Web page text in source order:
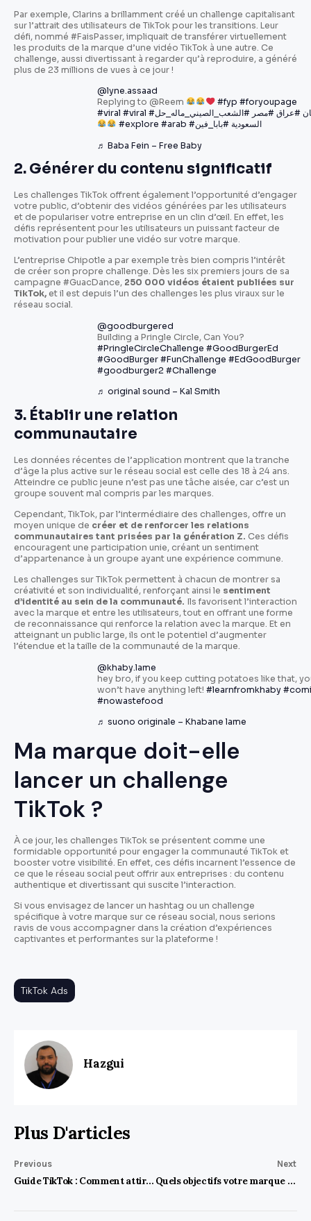
Par exemple, Clarins a brillamment créé un challenge capitalisant
sur l’attrait des utilisateurs de TikTok pour les transitions. Leur
défi, nommé #FaisPasser, impliquait de transférer virtuellement
les produits de la marque d’une vidéo TikTok à une autre. Ce
challenge, aussi divertissant à regarder qu’à reproduire, a généré
plus de 23 millions de vues à ce jour !
@lyne.assaad
Replying to @Reem
#fyp #foryoupage
#viral #viral #عراق#مصر #الشعب_الصيني_ماله_حل
#explore #arab #السعودية #بابا_فين
♬ Baba Fein – Free Baby
2. Générer du contenu significatif
Les challenges TikTok offrent également l’opportunité d’engager
votre public, d’obtenir des vidéos générées par les utilisateurs
et de populariser votre entreprise en un clin d’œil. En effet, les
défis représentent pour les utilisateurs un puissant facteur de
motivation pour publier une vidéo sur votre marque.
L’entreprise Chipotle a par exemple très bien compris l’intérêt
de créer son propre challenge. Dès les six premiers jours de sa
campagne #GuacDance, 250 000 vidéos étaient publiées sur
TikTok,et il est depuis l’un des challenges les plus viraux sur le
réseau social.
@goodburgered
Building a Pringle Circle, Can You?
#PringleCircleChallenge #GoodBurgerEd
#GoodBurger#FunChallenge #EdGoodBurger
#goodburger2#Challenge
♬ original sound – Kal Smith
3. Établir une relation
communautaire
Les données récentes de l’application montrent que la tranche
d’âge la plus active sur le réseau social est celle des 18 à 24 ans.
Atteindre ce public jeune n’est pas une tâche aisée, car c’est un
groupe souvent mal compris par les marques.
Cependant, TikTok, par l’intermédiaire des challenges, offre un
moyen unique de créer et de renforcer les relations
communautaires tant prisées par la génération Z. Ces défis
encouragent une participation unie, créant un sentiment
d’appartenance à un groupe ayant une expérience commune.
Les challenges sur TikTok permettent à chacun de montrer sa
créativité et son individualité, renforçant ainsi le sentiment
d’identité au sein de la communauté. Ils favorisent l’interaction
avec la marque et entre les utilisateurs, tout en offrant une forme
de reconnaissance qui renforce la relation avec la marque. Et en
atteignant un public large, ils ont le potentiel d’augmenter
l’étendue et la taille de la communauté de la marque.
@khaby.lame
hey bro, if you keep cutting potatoes like that,
won’t have anything left! #learnfromkhaby
#nowastefood
♬ suono originale – Khabane lame
Ma marque doit-elle
lancer un challenge
TikTok ?
À ce jour, les challenges TikTok se présentent comme une
formidable opportunité pour engager la communauté TikTok et
booster votre visibilité. En effet, ces défis incarnent l’essence de
ce que le réseau social peut offrir aux entreprises : du contenu
authentique et divertissant qui suscite l’interaction.
Si vous envisagez de lancer un hashtag ou un challenge
spécifique à votre marque sur ce réseau social, nous serions
ravis de vous accompagner dans la création d’expériences
captivantes et performantes sur la plateforme !
TikTok Ads
Hazgui
Plus D'articles
Previous
Guide TikTok : Comment attirer l’attention de la Génération Z ?
Next
Quels objectifs votre marque peut-elle atteindre avec TikTok Ads ?